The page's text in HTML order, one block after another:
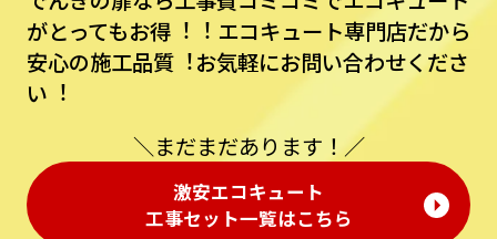
がとってもお得︕︕ エコキュート専⾨店だから
安⼼の施⼯品質︕お気軽にお問い合わせくださ
い︕
＼まだまだあります！／
激安エコキュート
⼯事セット⼀覧はこちら